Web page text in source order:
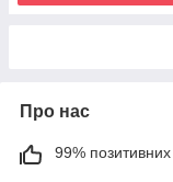
Про нас
99% позитивних